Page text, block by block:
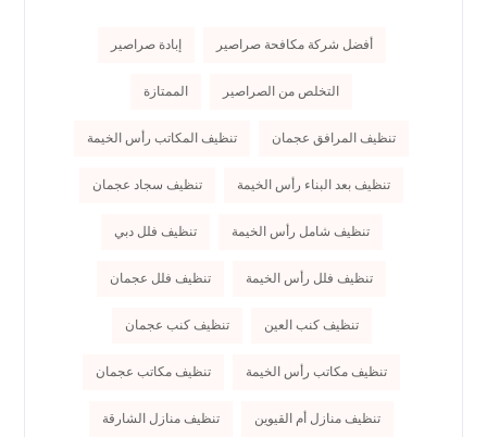
أفضل شركة مكافحة صراصير إبادة صراصير
التخلص من الصراصير الممتازة
تنظيف المرافق عجمان تنظيف المكاتب رأس الخيمة
تنظيف بعد البناء رأس الخيمة تنظيف سجاد عجمان
تنظيف شامل رأس الخيمة تنظيف فلل دبي
تنظيف فلل رأس الخيمة تنظيف فلل عجمان
تنظيف كنب العين تنظيف كنب عجمان
تنظيف مكاتب رأس الخيمة تنظيف مكاتب عجمان
تنظيف منازل أم القيوين تنظيف منازل الشارقة